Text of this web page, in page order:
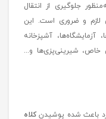
بهداشتی و آزمایشگاهی
یکی از عوامل ورود
جلوگیری از انتقال
آزمایشگاه‌ها، آشپزخانه
خاص، شیرینی‌پزی‌ها و...